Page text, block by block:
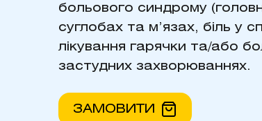
больового синдрому
суглобах та м’язах, біль у
лікування гарячки та/або
застудних захворюваннях.
ЗАМОВИТИ